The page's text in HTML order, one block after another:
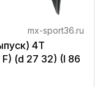
mx-sport36.ru
4Т
(d 27 32) (I 86